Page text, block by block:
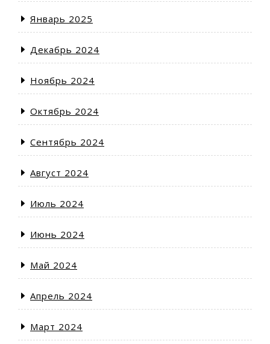
Январь 2025
Декабрь 2024
Ноябрь 2024
Октябрь 2024
Сентябрь 2024
Август 2024
Июль 2024
Июнь 2024
Май 2024
Апрель 2024
Март 2024